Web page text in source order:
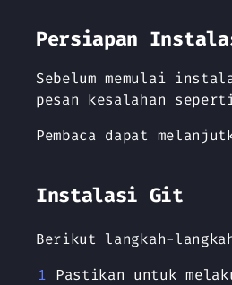
Persiapan
Sebelum memulai
pesan kesalahan
Pembaca dapat
Instalasi Git
Berikut langkah-
Pastikan untuk